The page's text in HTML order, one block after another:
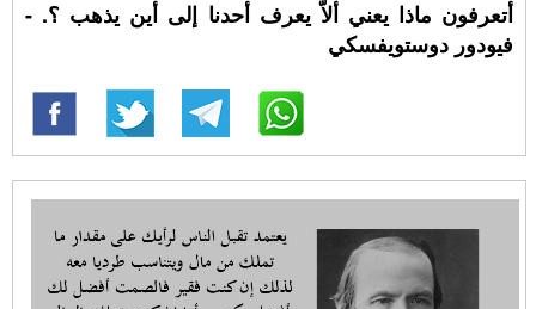
أتعرفون ماذا يعني ألاّ يعرف أحدنا إلى أين يذهب ؟. -
فيودور دوستويفسكي